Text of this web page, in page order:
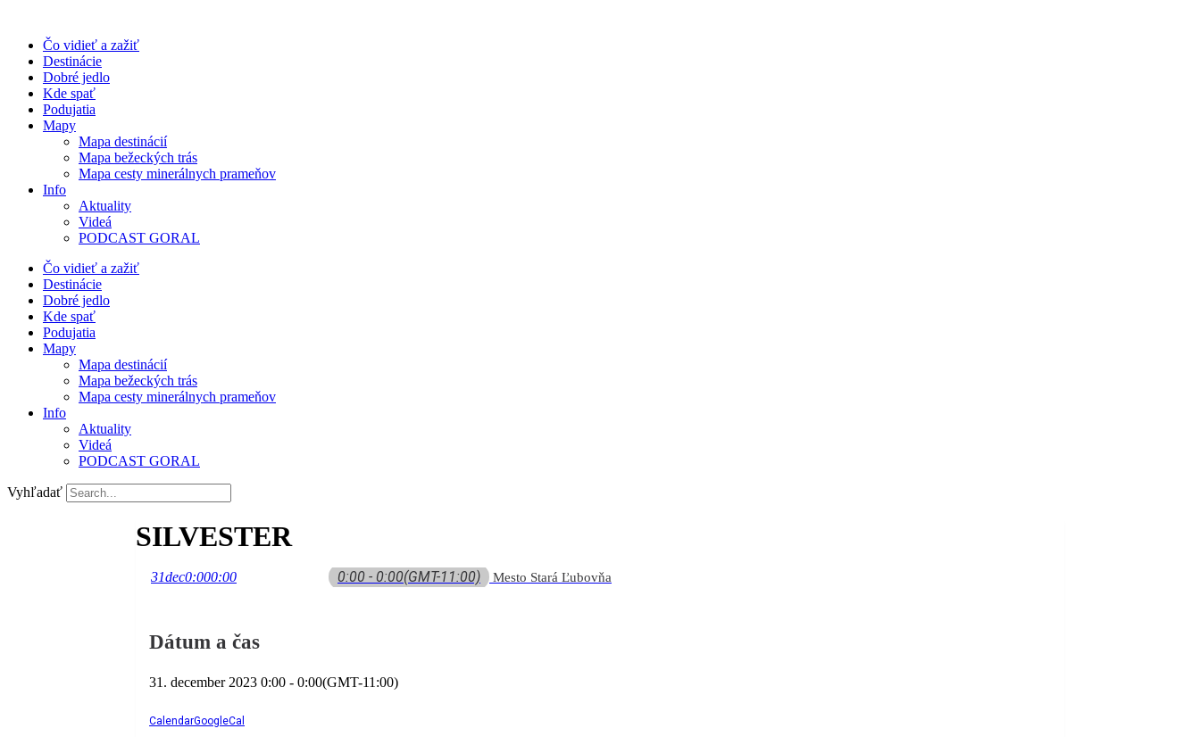
obsah
Čo vidieť a zažiť
Destinácie
Dobré jedlo
Kde spať
Podujatia
Mapy
Mapa destinácií
Mapa bežeckých trás
Mapa cesty minerálnych prameňov
Info
Aktuality
Videá
PODCAST GORAL
Čo vidieť a zažiť
Destinácie
Dobré jedlo
Kde spať
Podujatia
Mapy
Mapa destinácií
Mapa bežeckých trás
Mapa cesty minerálnych prameňov
Info
Aktuality
Videá
PODCAST GORAL
Vyhľadať
SILVESTER
31dec0:000:00 0:00 - 0:00(GMT-11:00) Mesto Stará Ľubovňa
Dátum a čas
31. december 2023 0:00 - 0:00(GMT-11:00)
CalendarGoogleCal